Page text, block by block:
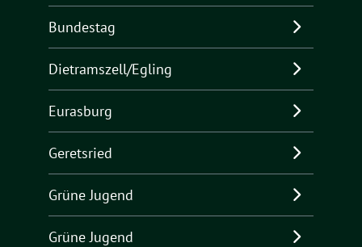
Bundestag
Dietramszell/Egling
Eurasburg
Geretsried
Grüne Jugend
Grüne Jugend